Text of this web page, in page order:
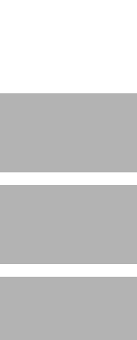
encadre nos actions
adhérer à